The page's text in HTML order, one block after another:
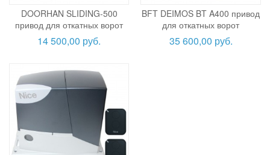
DOORHAN SLIDING-500
привод для откатных ворот
14 500,00 руб.
BFT DEIMOS BT A400 привод
для откатных ворот
35 600,00 руб.